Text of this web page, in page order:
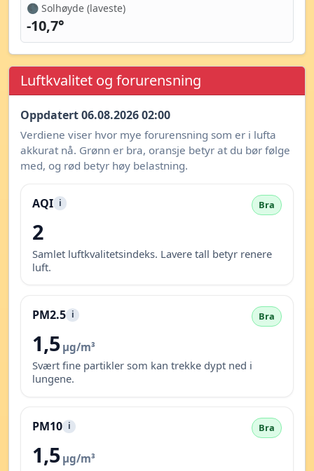
🌑 Solhøyde (laveste)
-10,7°
Luftkvalitet og forurensning
Oppdatert 06.08.2026 02:00
Verdiene viser hvor mye forurensning som er i lufta
akkurat nå. Grønn er bra, oransje betyr at du bør følge
med, og rød betyr høy belastning.
AQI i Bra
2
Samlet luftkvalitetsindeks. Lavere tall betyr renere
luft.
PM2.5 i Bra
1,5 µg/m³
Svært fine partikler som kan trekke dypt ned i
lungene.
PM10 i Bra
1,5 µg/m³